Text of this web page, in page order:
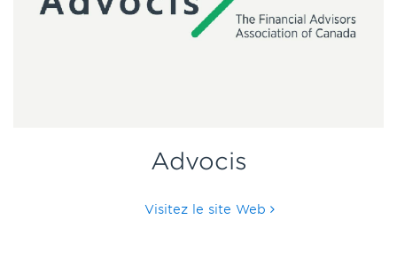
Advocis
Visitez le site Web